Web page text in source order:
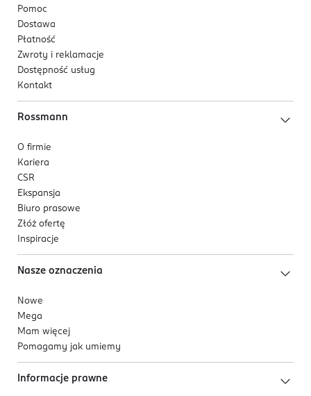
Pomoc
Dostawa
Płatność
Zwroty i reklamacje
Dostępność usług
Kontakt
Rossmann
O firmie
Kariera
CSR
Ekspansja
Biuro prasowe
Złóż ofertę
Inspiracje
Nasze oznaczenia
Nowe
Mega
Mam więcej
Pomagamy jak umiemy
Informacje prawne